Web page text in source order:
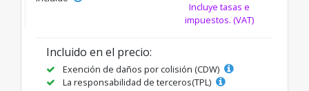
Incluye tasas e
impuestos. (VAT)
Incluido en el precio:
Exención de daños por colisión (CDW)
La responsabilidad de terceros(TPL)